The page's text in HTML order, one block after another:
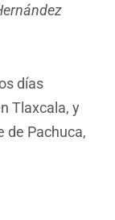
días
Tlaxcala, y
de Pachuca,